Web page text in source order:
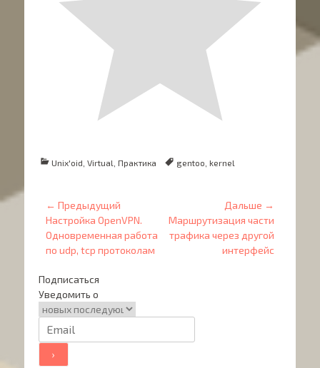
Категории
Unix'oid Virtual Практика Тегиgentoo kernel
Навигация
по
записям
← Предыдущий
Предыдущий
Настройка OpenVPN.
Одновременная работа
по udp, tcp протоколам
Дальше →
Дальше:
Маршрутизация части
трафика через другой
интерфейс
Подписаться
Уведомить о